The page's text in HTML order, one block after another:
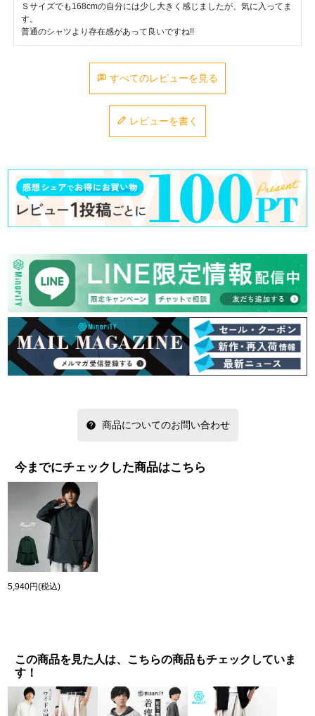
Ｓサイズでも168cmの自分には少し大きく感じましたが、気に入ってま
す。
普通のシャツより存在感があって良いですね!!
すべてのレビューを見る
レビューを書く
商品についてのお問い合わせ
今までにチェックした商品はこちら
5,940円(税込)
この商品を見た人は、こちらの商品もチェックしていま
す！